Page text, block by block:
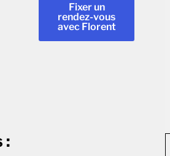
Fixer un
rendez-vous
avec Florent
: